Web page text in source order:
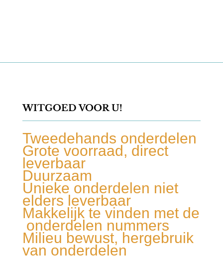
WITGOED VOOR U!
Tweedehands onderdelen
Grote voorraad, direct
leverbaar
Duurzaam
Unieke onderdelen niet
elders leverbaar
Makkelijk te vinden met de
onderdelen nummers
Milieu bewust, hergebruik
van onderdelen